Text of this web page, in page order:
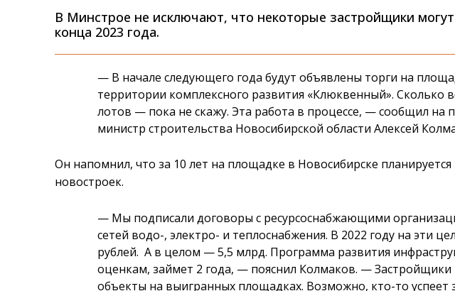
В Минстрое не исключают, что некоторые застройщики
конца 2023 года.
— В начале следующего года будут объявлены торги на
территории комплексного развития «Клюквенный». Сколько
лотов — пока не скажу. Эта работа в процессе, — сообщил на
министр строительства Новосибирской области Алексей
Он напомнил, что за 10 лет на площадке в Новосибирске
новостроек.
— Мы подписали договоры с ресурсоснабжающими
сетей водо-, электро- и теплоснабжения. В 2022 году на эти
рублей. А в целом — 5,5 млрд. Программа развития
оценкам, займет 2 года, — пояснил Колмаков. — Застройщики
объекты на выигранных площадках. Возможно, кто-то успеет